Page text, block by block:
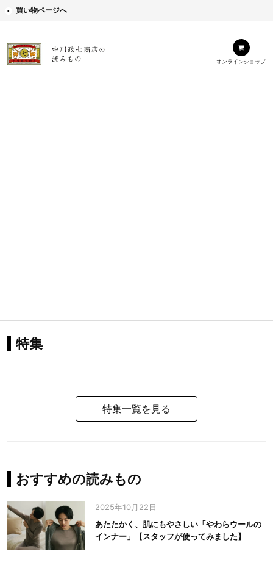
買い物ページへ
オンラインショップ
特集
特集一覧を見る
おすすめの読みもの
2025年10月22日
あたたかく、肌にもやさしい「やわらウールの
インナー」【スタッフが使ってみました】